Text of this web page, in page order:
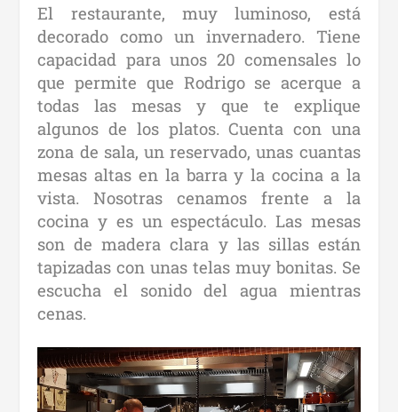
El restaurante, muy luminoso, está
decorado como un invernadero. Tiene
capacidad para unos 20 comensales lo
que permite que Rodrigo se acerque a
todas las mesas y que te explique
algunos de los platos. Cuenta con una
zona de sala, un reservado, unas cuantas
mesas altas en la barra y la cocina a la
vista. Nosotras cenamos frente a la
cocina y es un espectáculo. Las mesas
son de madera clara y las sillas están
tapizadas con unas telas muy bonitas. Se
escucha el sonido del agua mientras
cenas.